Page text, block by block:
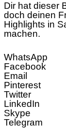
Dir hat dieser
doch deinen
Highlights in
machen.
WhatsApp
Facebook
Email
Pinterest
Twitter
LinkedIn
Skype
Telegram